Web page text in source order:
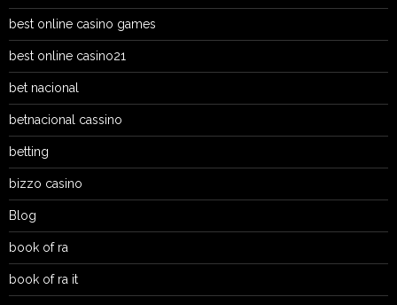
best online casino games
best online casino21
bet nacional
betnacional cassino
betting
bizzo casino
Blog
book of ra
book of ra it